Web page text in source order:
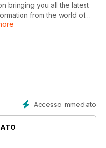
bringing you all the latest
from the world of
Accesso immediato